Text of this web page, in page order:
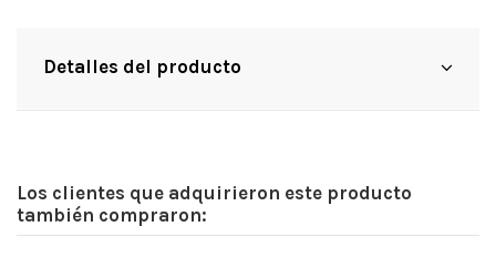
Detalles del producto
Los clientes que adquirieron este producto
también compraron: